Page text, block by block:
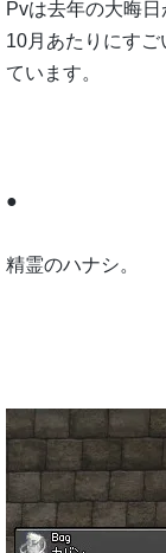
Pvは去年の大晦日
10月あたりにすご
ています。
●
精霊のハナシ。